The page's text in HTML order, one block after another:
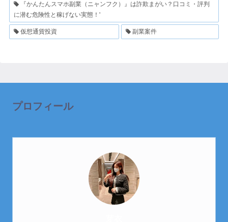
『かんたんスマホ副業（ニャンフク）』は詐欺まがい？口コミ・評判
に潜む危険性と稼げない実態！'
仮想通貨投資 副業案件
プロフィール